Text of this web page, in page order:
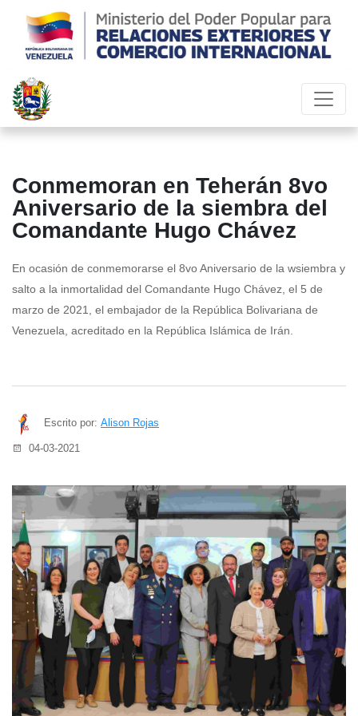
Conmemoran en Teherán 8vo
Aniversario de la siembra del
Comandante Hugo Chávez
En ocasión de conmemorarse el 8vo Aniversario de la wsiembra y
salto a la inmortalidad del Comandante Hugo Chávez, el 5 de
marzo de 2021, el embajador de la República Bolivariana de
Venezuela, acreditado en la República Islámica de Irán.
Escrito por: Alison Rojas
04-03-2021